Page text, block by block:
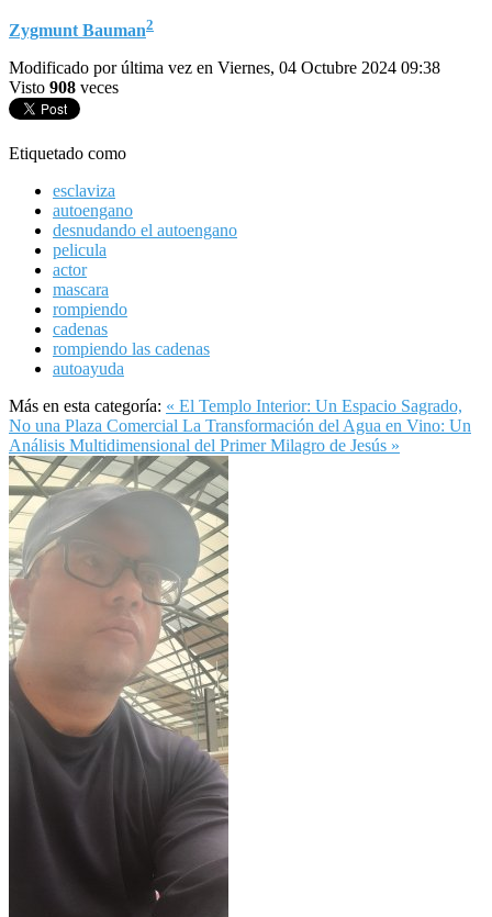
Zygmunt Bauman2
Modificado por última vez en Viernes, 04 Octubre 2024 09:38
Visto 908 veces
Etiquetado como
esclaviza
autoengano
desnudando el autoengano
pelicula
actor
mascara
rompiendo
cadenas
rompiendo las cadenas
autoayuda
Más en esta categoría: « El Templo Interior: Un Espacio Sagrado,
No una Plaza Comercial La Transformación del Agua en Vino: Un
Análisis Multidimensional del Primer Milagro de Jesús »